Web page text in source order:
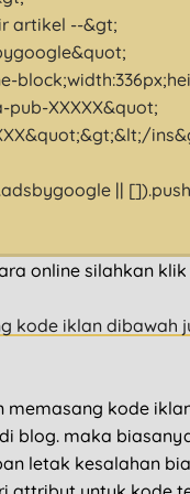
artikel --&gt;
XXXXX&quot;
||
online silahkan klik
kode iklan dibawah
kode
blog. maka
letak kesalahan